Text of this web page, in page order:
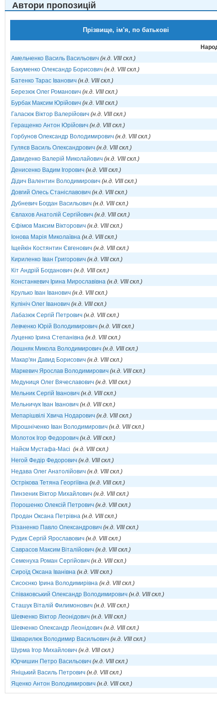
Автори пропозицій
Прізвище, ім'я, по батькові
Амельченко Василь Васильович (н.д. VIII скл.)
Бакуменко Олександр Борисович (н.д. VIII скл.)
Батенко Тарас Іванович (н.д. VIII скл.)
Березюк Олег Романович (н.д. VIII скл.)
Бурбак Максим Юрійович (н.д. VIII скл.)
Галасюк Віктор Валерійович (н.д. VIII скл.)
Геращенко Антон Юрійович (н.д. VIII скл.)
Горбунов Олександр Володимирович (н.д. VIII скл.)
Гуляєв Василь Олександрович (н.д. VIII скл.)
Давиденко Валерій Миколайович (н.д. VIII скл.)
Денисенко Вадим Ігорович (н.д. VIII скл.)
Дідич Валентин Володимирович (н.д. VIII скл.)
Довгий Олесь Станіславович (н.д. VIII скл.)
Дубневич Богдан Васильович (н.д. VIII скл.)
Євлахов Анатолій Сергійович (н.д. VIII скл.)
Єфімов Максим Вікторович (н.д. VIII скл.)
Іонова Марія Миколаївна (н.д. VIII скл.)
Іщейкін Костянтин Євгенович (н.д. VIII скл.)
Кириленко Іван Григорович (н.д. VIII скл.)
Кіт Андрій Богданович (н.д. VIII скл.)
Констанкевич Ірина Мирославівна (н.д. VIII скл.)
Крулько Іван Іванович (н.д. VIII скл.)
Кулініч Олег Іванович (н.д. VIII скл.)
Лабазюк Сергій Петрович (н.д. VIII скл.)
Левченко Юрій Володимирович (н.д. VIII скл.)
Луценко Ірина Степанівна (н.д. VIII скл.)
Люшняк Микола Володимирович (н.д. VIII скл.)
Макар'ян Давид Борисович (н.д. VIII скл.)
Маркевич Ярослав Володимирович (н.д. VIII скл.)
Медуниця Олег Вячеславович (н.д. VIII скл.)
Мельник Сергій Іванович (н.д. VIII скл.)
Мельничук Іван Іванович (н.д. VIII скл.)
Мепарішвілі Хвича Нодарович (н.д. VIII скл.)
Мірошніченко Іван Володимирович (н.д. VIII скл.)
Молоток Ігор Федорович (н.д. VIII скл.)
Найєм Мустафа-Масі (н.д. VIII скл.)
Негой Федір Федорович (н.д. VIII скл.)
Недава Олег Анатолійович (н.д. VIII скл.)
Острікова Тетяна Георгіївна (н.д. VIII скл.)
Пинзеник Віктор Михайлович (н.д. VIII скл.)
Порошенко Олексій Петрович (н.д. VIII скл.)
Продан Оксана Петрівна (н.д. VIII скл.)
Різаненко Павло Олександрович (н.д. VIII скл.)
Рудик Сергій Ярославович (н.д. VIII скл.)
Саврасов Максим Віталійович (н.д. VIII скл.)
Семенуха Роман Сергійович (н.д. VIII скл.)
Сироїд Оксана Іванівна (н.д. VIII скл.)
Сисоєнко Ірина Володимирівна (н.д. VIII скл.)
Співаковський Олександр Володимирович (н.д. VIII скл.)
Сташук Віталій Филимонович (н.д. VIII скл.)
Шевченко Віктор Леонідович (н.д. VIII скл.)
Шевченко Олександр Леонідович (н.д. VIII скл.)
Шкварилюк Володимир Васильович (н.д. VIII скл.)
Шурма Ігор Михайлович (н.д. VIII скл.)
Юрчишин Петро Васильович (н.д. VIII скл.)
Яніцький Василь Петрович (н.д. VIII скл.)
Яценко Антон Володимирович (н.д. VIII скл.)